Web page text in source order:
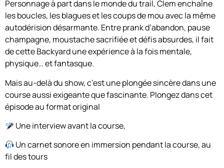
Personnage à part dans le monde du trail, Clem enchaîne
les boucles, les blagues et les coups de mou avec la même
autodérision désarmante. Entre prank d’abandon, pause
champagne, moustache sacrifiée et défis absurdes, il fait
de cette Backyard une expérience à la fois mentale,
physique… et fantasque.
Mais au-delà du show, c’est une plongée sincère dans une
course aussi exigeante que fascinante. Plongez dans cet
épisode au format original
Une interview avant la course,
Un carnet sonore en immersion pendant la course, au
fil des tours